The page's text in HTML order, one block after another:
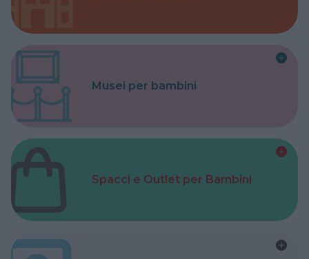
Musei per bambini
Spacci e Outlet per Bambini